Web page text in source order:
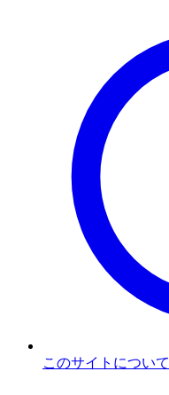
このサイトについて